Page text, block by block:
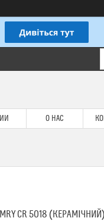
О НАС
CR 5018 (КЕРАМІЧНИЙ)